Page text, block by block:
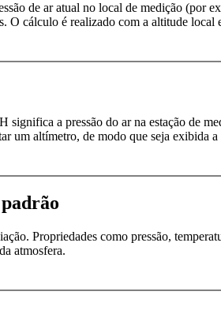
de ar atual no local de medição (por
O cálculo é realizado com a altitude
significa a pressão do ar na estação de
um altímetro, de modo que seja exibida
Propriedades como pressão,
atmosfera.